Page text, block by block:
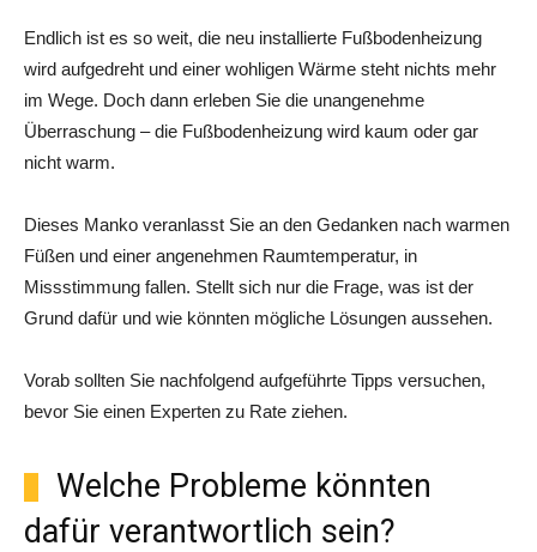
Endlich ist es so weit, die neu installierte Fußbodenheizung
wird aufgedreht und einer wohligen Wärme steht nichts mehr
im Wege. Doch dann erleben Sie die unangenehme
Überraschung – die Fußbodenheizung wird kaum oder gar
nicht warm.
Dieses Manko veranlasst Sie an den Gedanken nach warmen
Füßen und einer angenehmen Raumtemperatur, in
Missstimmung fallen. Stellt sich nur die Frage, was ist der
Grund dafür und wie könnten mögliche Lösungen aussehen.
Vorab sollten Sie nachfolgend aufgeführte Tipps versuchen,
bevor Sie einen Experten zu Rate ziehen.
Welche Probleme könnten
dafür verantwortlich sein?